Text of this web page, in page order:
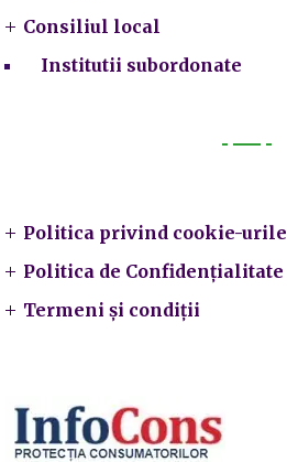
Consiliul local
Institutii subordonate
Politica privind cookie-urile
Politica de Confidențialitate
Termeni și condiții